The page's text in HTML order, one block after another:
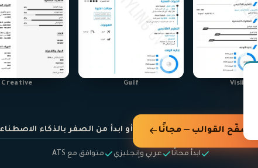
Visibility
Gulf
Creative
تصفّح القوالب — مجانًا أو ابدأ من الصفر بالذكاء
ابدأ مجانًا عربي وإنجليزي متوافق مع ATS